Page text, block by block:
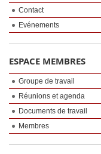
Contact
Evénements
ESPACE MEMBRES
Groupe de travail
Réunions et agenda
Documents de travail
Membres